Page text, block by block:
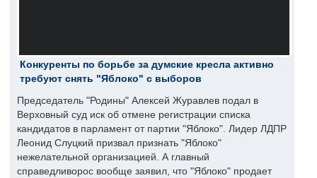
Конкуренты по борьбе за думские кресла активно
требуют снять "Яблоко" с выборов
Председатель "Родины" Алексей Журавлев подал в
Верховный суд иск об отмене регистрации списка
кандидатов в парламент от партии "Яблоко". Лидер ЛДПР
Леонид Слуцкий призвал признать "Яблоко"
нежелательной организацией. А главный
справедливорос вообще заявил, что "Яблоко" продает